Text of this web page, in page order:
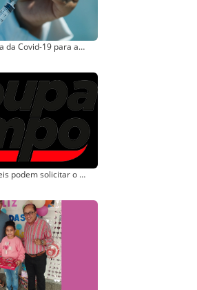
Aplicação da vacina da Covid-19 para adolescentes, 2ª dose e dose adicional a idosos segue a partir de 4ª feira em Bauru
Pais ou responsáveis podem solicitar o CPF de crianças no Poupatempo